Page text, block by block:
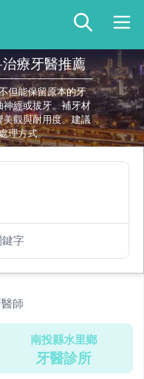
療牙醫推薦
但能保留原本的牙
經或拔牙。補牙材
觀與耐用度。建議
理方式。
字
師
南投縣水里鄉
牙醫診所